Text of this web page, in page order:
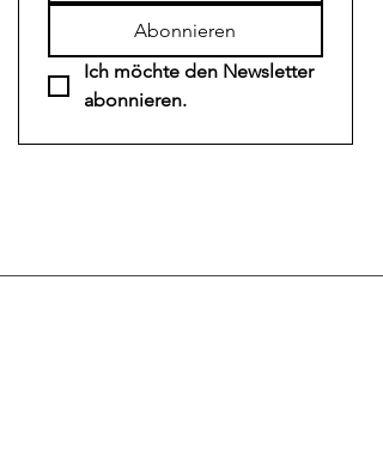
Abonnieren
Ich möchte den Newsletter
abonnieren.